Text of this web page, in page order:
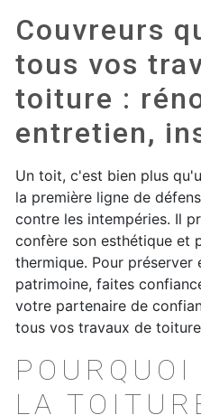
Couvreurs
tous vos
toiture :
entretien,
Un toit, c'est bien plus
la première ligne de
contre les intempéries. Il
confère son esthétique et
thermique. Pour
patrimoine, faites
votre partenaire de
tous vos travaux de
LA